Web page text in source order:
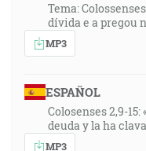
Tema:
dívida e a pregou
MP3
ESPAÑOL
Colosenses 2,9-
deuda y la ha
MP3